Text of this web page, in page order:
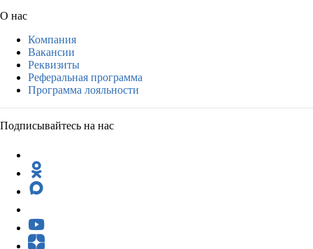
О нас
Компания
Вакансии
Реквизиты
Реферальная программа
Программа лояльности
Подписывайтесь на нас